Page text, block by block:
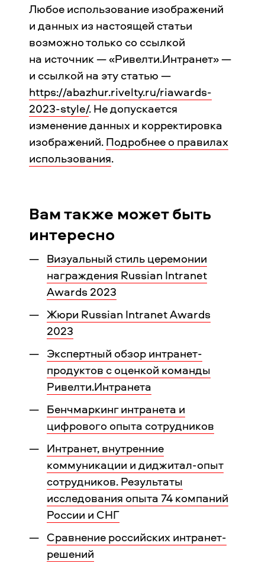
Любое использование изображений
и данных из настоящей статьи
возможно только со ссылкой
на источник — «Ривелти.Интранет» —
и ссылкой на эту статью —
https://abazhur.rivelty.ru/riawards-
2023-style/. Не допускается
изменение данных и корректировка
изображений.Подробнее о правилах
использования.
Вам также может быть
интересно
Визуальный стиль церемонии
награждения Russian Intranet
Awards 2023
Жюри Russian Intranet Awards
2023
Экспертный обзор интранет-
продуктов с оценкой команды
Ривелти.Интранета
Бенчмаркинг интранета и
цифрового опыта сотрудников
Интранет, внутренние
коммуникации и диджитал-опыт
сотрудников. Результаты
исследования опыта 74 компаний
России и СНГ
Сравнение российских интранет-
решений